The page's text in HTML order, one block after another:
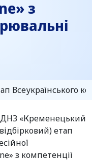
з
Всеукраїнського
«Кременецький
етап
з компетенції